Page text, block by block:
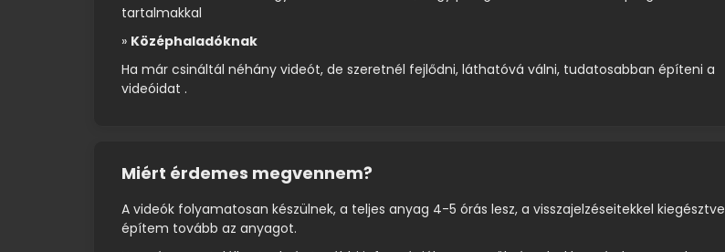
tartalmakkal
» Középhaladóknak
Ha már csináltál néhány videót, de szeretnél fejlődni, láthatóvá válni, tudatosabban építeni a
videóidat .
Miért érdemes megvennem?
A videók folyamatosan készülnek, a teljes anyag 4-5 órás lesz, a visszajelzéseitekkel kiegésztve
építem tovább az anyagot.